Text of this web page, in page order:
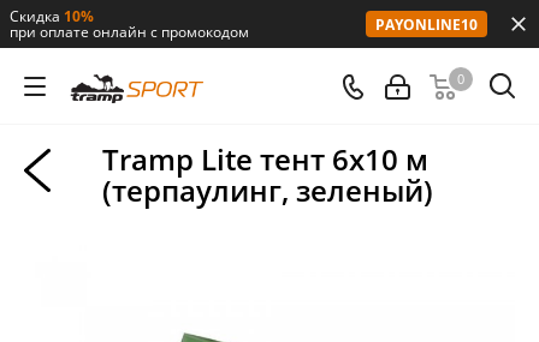
Скидка 10%
при оплате онлайн с промокодом PAYONLINE10
0
Tramp Lite тент 6х10 м
(терпаулинг, зеленый)